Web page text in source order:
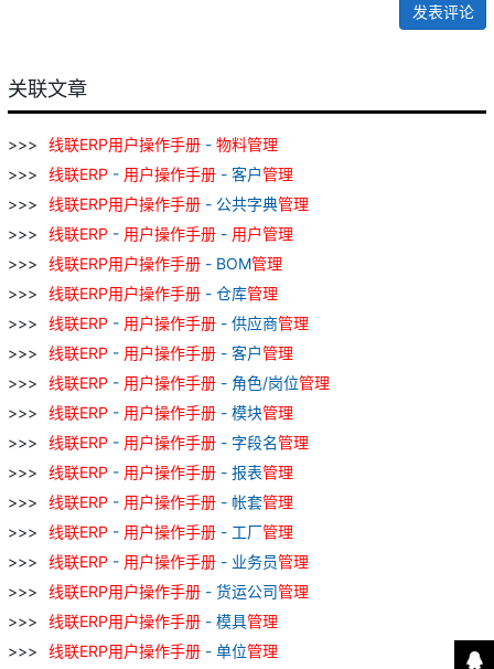
发表评论
关联文章
线联ERP用户操作手册 - 物料管理
线联ERP - 用户操作手册 - 客户管理
线联ERP用户操作手册 - 公共字典管理
线联ERP - 用户操作手册 - 用户管理
线联ERP用户操作手册 - BOM管理
线联ERP用户操作手册 - 仓库管理
线联ERP - 用户操作手册 - 供应商管理
线联ERP - 用户操作手册 - 客户管理
线联ERP - 用户操作手册 - 角色/岗位管理
线联ERP - 用户操作手册 - 模块管理
线联ERP - 用户操作手册 - 字段名管理
线联ERP - 用户操作手册 - 报表管理
线联ERP - 用户操作手册 - 帐套管理
线联ERP - 用户操作手册 - 工厂管理
线联ERP - 用户操作手册 - 业务员管理
线联ERP用户操作手册 - 货运公司管理
线联ERP用户操作手册 - 模具管理
线联ERP用户操作手册 - 单位管理